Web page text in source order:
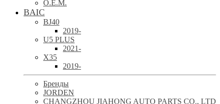
O.E.M.
BAIC
BJ40
2019-
U5 PLUS
2021-
X35
2019-
Бренды
JORDEN
CHANGZHOU JIAHONG AUTO PARTS CO., LTD